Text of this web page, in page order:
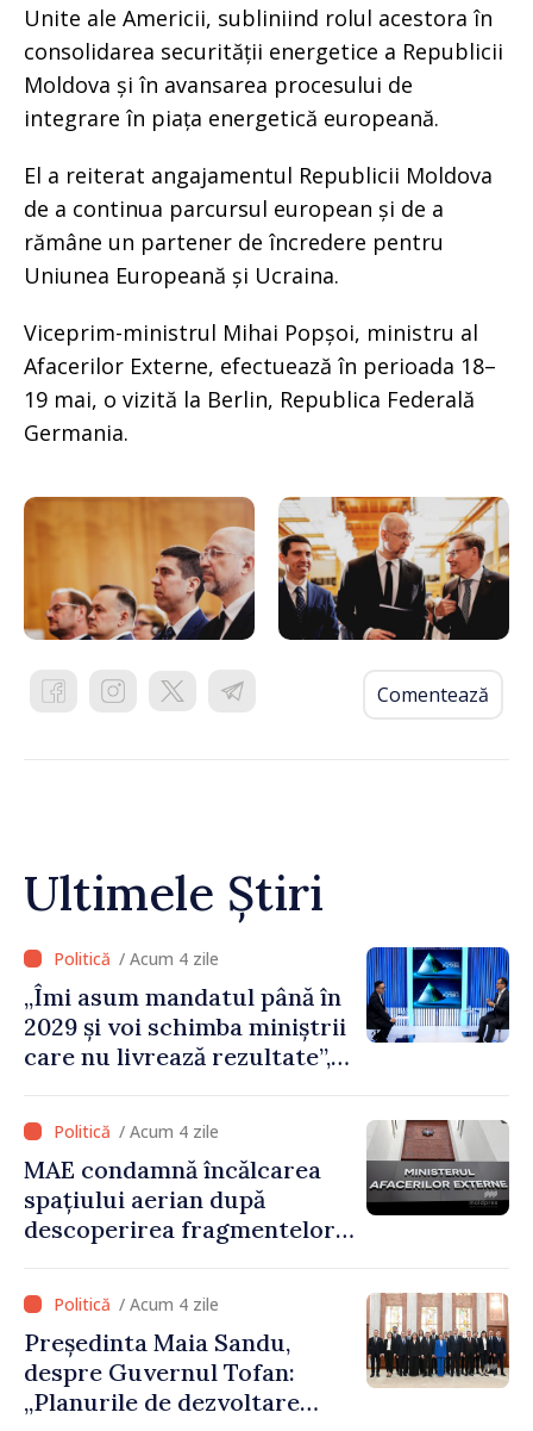
Unite ale Americii, subliniind rolul acestora în
consolidarea securității energetice a Republicii
Moldova și în avansarea procesului de
integrare în piața energetică europeană.
El a reiterat angajamentul Republicii Moldova
de a continua parcursul european și de a
rămâne un partener de încredere pentru
Uniunea Europeană și Ucraina.
Viceprim-ministrul Mihai Popșoi, ministru al
Afacerilor Externe, efectuează în perioada 18–
19 mai, o vizită la Berlin, Republica Federală
Germania.
Comentează
Ultimele Știri
/ Acum 4 zile
„Îmi asum mandatul până în
2029 și voi schimba miniștrii
care nu livrează rezultate”,
Tofan
/ Acum 4 zile
MAE condamnă încălcarea
spațiului aerian după
descoperirea fragmentelor
/ Acum 4 zile
Președinta Maia Sandu,
despre Guvernul Tofan:
„Planurile de dezvoltare